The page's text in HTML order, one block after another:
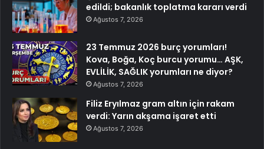
edildi; bakanlık toplatma kararı verdi
Ağustos 7, 2026
23 Temmuz 2026 burç yorumları!
Kova, Boğa, Koç burcu yorumu… AŞK,
EVLİLİK, SAĞLIK yorumları ne diyor?
Ağustos 7, 2026
Filiz Eryılmaz gram altın için rakam
verdi: Yarın akşama işaret etti
Ağustos 7, 2026